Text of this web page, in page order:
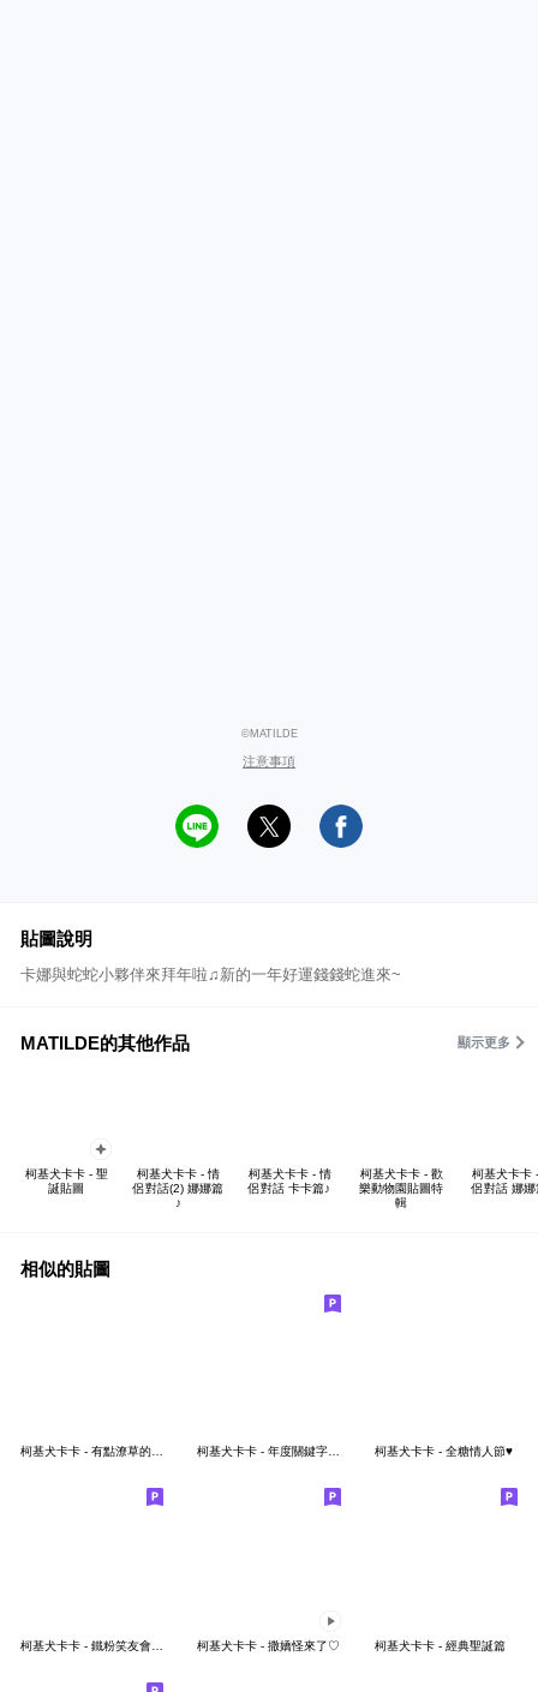
©MATILDE
注意事項
貼圖說明
卡娜與蛇蛇小夥伴來拜年啦♫新的一年好運錢錢蛇進來~
MATILDE的其他作品 顯示更多
柯基犬卡卡 - 聖
誕貼圖
柯基犬卡卡 - 情
侶對話(2) 娜娜篇
♪
柯基犬卡卡 - 情
侶對話 卡卡篇♪
柯基犬卡卡 - 歡
樂動物園貼圖特
輯
柯基犬卡卡
侶對話 娜娜
相似的貼圖
柯基犬卡卡 - 有點潦草的卡娜篇 柯基犬卡卡 - 年度關鍵字貼圖特輯♪ 柯基犬卡卡 - 全糖情人節♥
柯基犬卡卡 - 撒嬌怪來了♡ 柯基犬卡卡 - 經典聖誕篇